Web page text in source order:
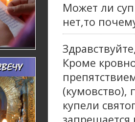
Может ли
нет,то
Кроме
(кумовство),
купели